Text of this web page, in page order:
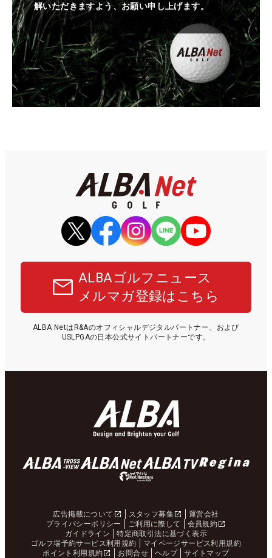
解いただきますよう、お願い申し上げます。
ALBAゴルフニュース
メルマガ登録はこちら
ALBA NetはR&Aのオフィシャルデジタルパートナー、および
USLPGAの日本公式サイトパートナーです。
広告掲載について スタッフ募集
運営会社
プライバシーポリシー
ご利用に際して
会員規約
ガイドライン
特定商取引法に基づく表示
ゴルフ場予約サービス利用規約
マイページサービス利用規約
ポイント利用規約
お問合せ ヘルプ サイトマップ